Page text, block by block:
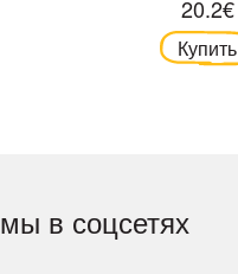
20.2€
Купить
мы в соцсетях